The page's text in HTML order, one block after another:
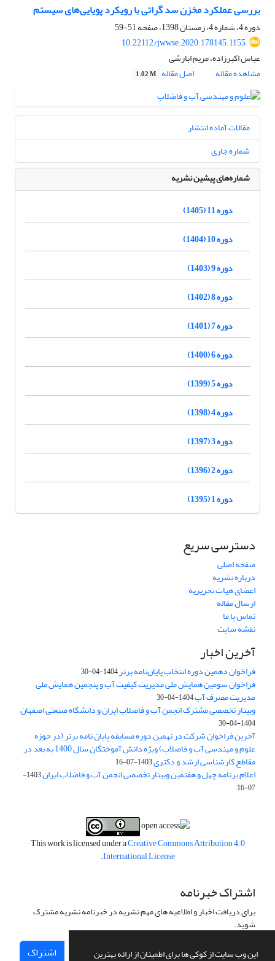
این وب سایت از کوکی ها برای اطمینان از ارائه بهترین
بررسی عملکرد مخزن سد گراتی با رویکرد پویایی‌های سیستم
دوره 4، شماره 4، زمستان 1398، صفحه
51-59
10.22112/jwwse.2020.178145.1155
عباس اکبرزاده، مریم ابارشی
مشاهده مقاله
اصل مقاله 1.02 M
مقالات آماده انتشار
شماره جاری
شماره‌های پیشین نشریه
دوره 11 (1405)
دوره 10 (1404)
دوره 9 (1403)
دوره 8 (1402)
دوره 7 (1401)
دوره 6 (1400)
دوره 5 (1399)
دوره 4 (1398)
دوره 3 (1397)
دوره 2 (1396)
دوره 1 (1395)
دسترسی سریع
صفحه اصلی
درباره نشریه
اعضای هیات تحریریه
ارسال مقاله
تماس با ما
نقشه سایت
آخرین اخبار
فراخوان دهمین دوره انتخاب پایان‌نامه برتر1404-04-30
فراخوان سومین همایش ملی مدیریت کیفیت آب و پنجمین همایش ملی
مدیریت مصرف آب1404-04-30
وبینار تخصصی مشترک انجمن آب و فاضلاب ایران و دانشگاه صنعتی اصفهان
1404-04-30
آخرین فراخوان شرکت در نهمین دوره مسابقه پایان نامه برتر (در حوزه
علوم و مهندسی آب و فاضلاب) ویژه دانش آموختگان سال 1400 به بعد در
مقاطع کارشناسی ارشد و دکتری1403-07-16
اعلام برنامه چهل و هفتمین وبینار تخصصی انجمن آب و فاضلاب ایران
1403-
07-16
This work is licensed under aCreative Commons Attribution 4.0
International License
.
اشتراک خبرنامه
برای دریافت اخبار و اطلاعیه های مهم نشریه در خبرنامه نشریه مشترک
شوید.
اشتراک